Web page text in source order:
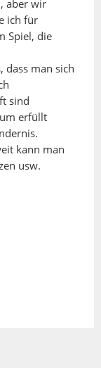
aber wir
ich für
Spiel, die
dass man sich
sind
erfüllt
kann man
usw.
Klingt,
zu wollen
ich nicht
ist
Das
zu